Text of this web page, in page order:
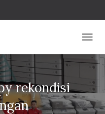
rekondisi